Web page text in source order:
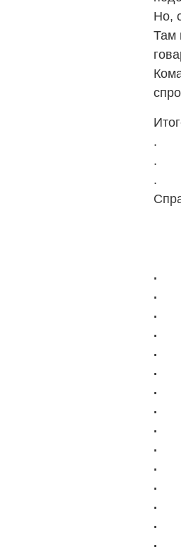
Но,
Там
.
.
.
и
.
.
.
.
.
.
.
.
.
.
.
.
.
.
.